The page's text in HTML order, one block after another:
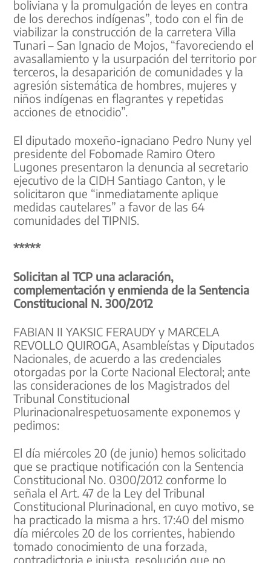
boliviana y la promulgación de leyes en contra
de los derechos indígenas”, todo con el fin de
viabilizar la construcción de la carretera Villa
Tunari – San Ignacio de Mojos, “favoreciendo el
avasallamiento y la usurpación del territorio por
terceros, la desaparición de comunidades y la
agresión sistemática de hombres, mujeres y
niños indígenas en flagrantes y repetidas
acciones de etnocidio”.
El diputado moxeño-ignaciano Pedro Nuny yel
presidente del Fobomade Ramiro Otero
Lugones presentaron la denuncia al secretario
ejecutivo de la CIDH Santiago Canton, y le
solicitaron que “inmediatamente aplique
medidas cautelares” a favor de las 64
comunidades del TIPNIS.
*****
Solicitan al TCP una aclaración,
complementación y enmienda de la Sentencia
Constitucional N. 300/2012
FABIAN II YAKSIC FERAUDY y MARCELA
REVOLLO QUIROGA, Asambleístas y Diputados
Nacionales, de acuerdo a las credenciales
otorgadas por la Corte Nacional Electoral; ante
las consideraciones de los Magistrados del
Tribunal Constitucional
Plurinacionalrespetuosamente exponemos y
pedimos:
El día miércoles 20 (de junio) hemos solicitado
que se practique notificación con la Sentencia
Constitucional No. 0300/2012 conforme lo
señala el Art. 47 de la Ley del Tribunal
Constitucional Plurinacional, en cuyo motivo, se
ha practicado la misma a hrs. 17:40 del mismo
día miércoles 20 de los corrientes, habiendo
tomado conocimiento de una forzada,
contradictoria e injusta, resolución que no